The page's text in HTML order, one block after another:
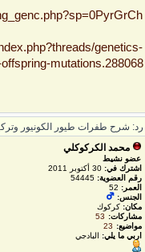
genetics-
شرح طفرات طيور الكونيور
محمد الكركوكلي
عضو نشيط
اشترك في:30 أكتوبر 2011
رقم العضوية:54445
العمر: 52
الجنس:
مكان:كركوك
مشاركات:
53
مواضيع:
23
اربي ما يلي:البادجي